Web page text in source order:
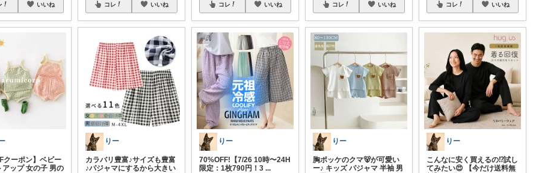
いいね
クーポン】ベビー
アップ 女の子 男の
コレ いいね
りー
カラバリ豊富♪サイズも豊富
♪パジャマにするから大きい
コレ いいね
りー
70%OFF!【7/26 10時〜24H
限定：1枚790円！3 ...
コレ いいね
りー
胸ポッケのクマ🐻が可愛い
ー♪ キッズ パジャマ 半袖 男
コレ いいね
りー
こんなに安く買えるの⁉️試し
てみたい😍 【今だけ送料無